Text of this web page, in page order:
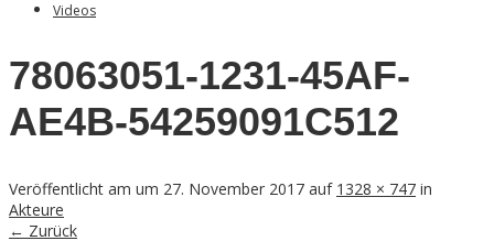
Videos
78063051-1231-45AF-
AE4B-54259091C512
Veröffentlicht am um 27. November 2017 auf 1328 × 747 in
Akteure
← Zurück